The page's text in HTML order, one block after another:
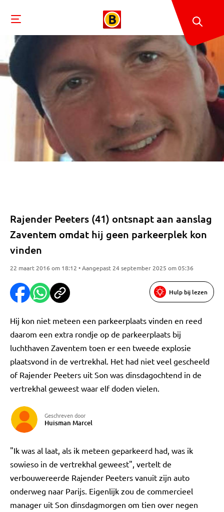
Rajender Peeters (41) ontsnapt aan aanslag
Zaventem omdat hij geen parkeerplek kon
vinden
22 maart 2016 om 18:12 • Aangepast 24 september 2025 om 05:36
Hulp bij lezen
Hij kon niet meteen een parkeerplaats vinden en reed
daarom een extra rondje op de parkeerplaats bij
luchthaven Zaventem toen er een tweede explosie
plaatsvond in de vertrekhal. Het had niet veel gescheeld
of Rajender Peeters uit Son was dinsdagochtend in de
vertrekhal geweest waar elf doden vielen.
Geschreven door
Huisman Marcel
"Ik was al laat, als ik meteen geparkeerd had, was ik
sowieso in de vertrekhal geweest", vertelt de
verbouwereerde Rajender Peeters vanuit zijn auto
onderweg naar Parijs. Eigenlijk zou de commercieel
manager uit Son dinsdagmorgen om tien over negen